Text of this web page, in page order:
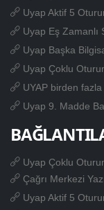
Uyap Aktif 5
Uyap Eş Zamanlı
Uyap Başka
Uyap Çoklu
UYAP birden
Uyap 9. Madde
Uyap Çoklu
Çağrı Merkezi
Uyap Aktif 5